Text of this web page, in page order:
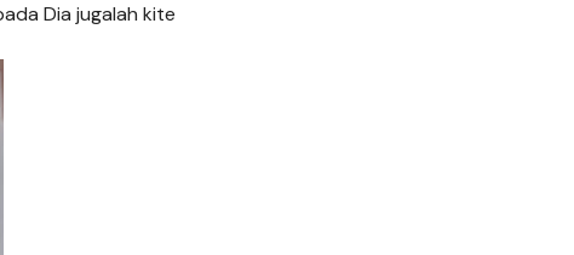
Dia jugalah kite